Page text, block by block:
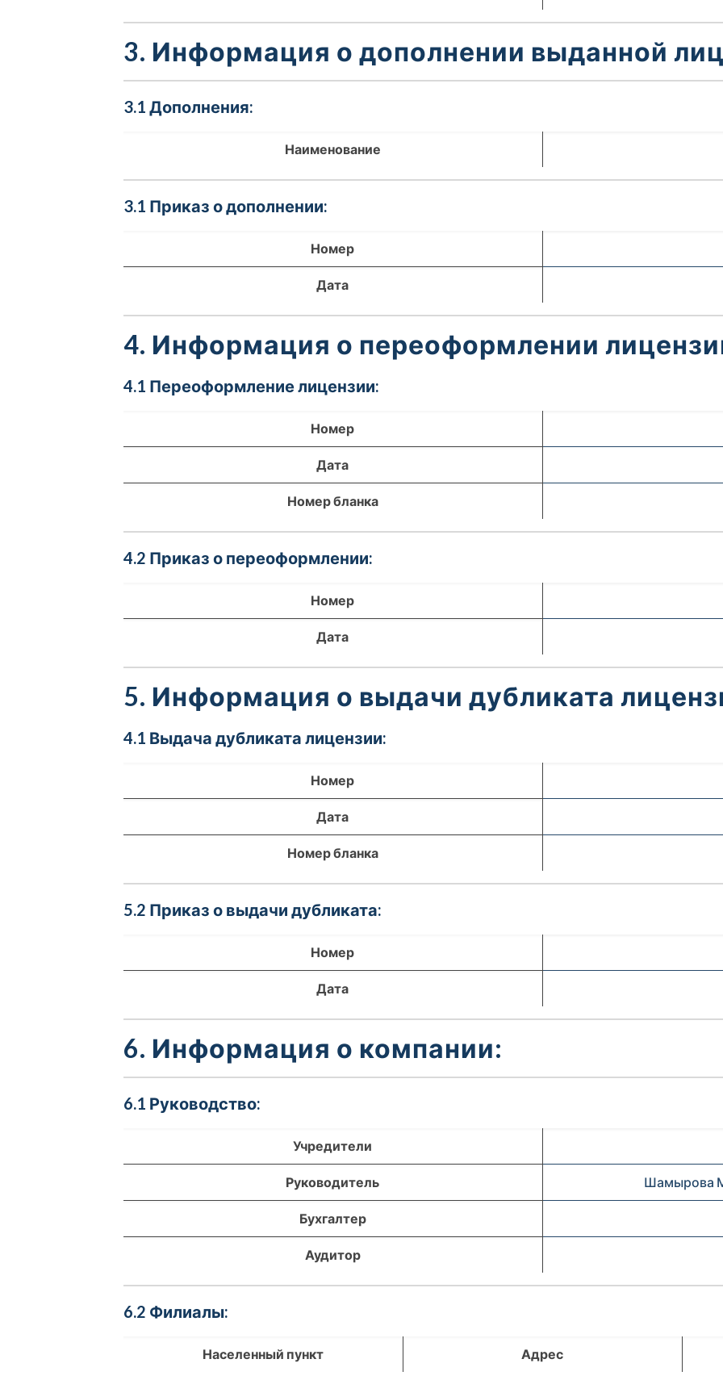
3. Информация о дополнении выданной
3.1 Дополнения:
Наименование
3.1 Приказ о дополнении:
Номер
Дата
4. Информация о переоформлении
4.1 Переоформление лицензии:
Номер
Дата
Номер бланка
4.2 Приказ о переоформлении:
Номер
Дата
5. Информация о выдачи дубликата
4.1 Выдача дубликата лицензии:
Номер
Дата
Номер бланка
5.2 Приказ о выдачи дубликата:
Номер
Дата
6. Информация о компании:
6.1 Руководство:
Учредители
Руководитель Шамырова
Бухгалтер
Аудитор
6.2 Филиалы:
Населенный пункт Адрес